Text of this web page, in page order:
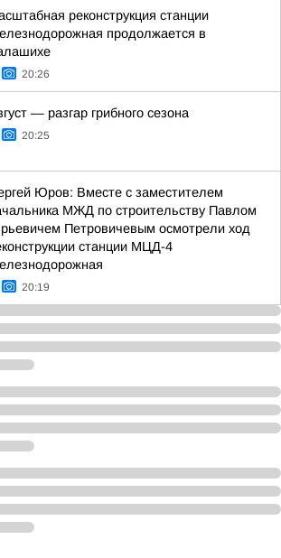
реконструкция станции
продолжается в
20:26
— разгар грибного сезона
20:25
Юров: Вместе с заместителем
МЖД по строительству Павлом
Петровичевым осмотрели ход
станции МЦД-4
20:19